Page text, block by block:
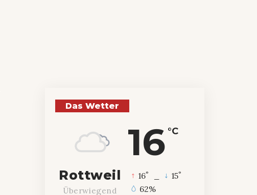
Das Wetter
16 °C
Rottweil
Überwiegend
16° 15°
62%